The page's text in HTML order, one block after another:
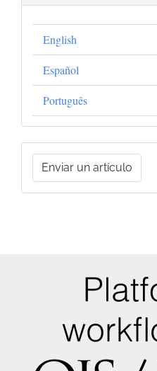
English
Español
Português
Enviar
unEnviar un artículo